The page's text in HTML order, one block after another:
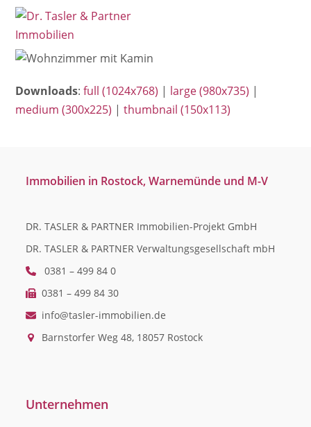
Skip
content
Open
mobile
menu
Close
mobile
menu
Downloads:full (1024x768) | large (980x735) |
medium (300x225) |thumbnail (150x113)
Immobilien in Rostock, Warnemünde und M-V
DR. TASLER & PARTNER Immobilien-Projekt GmbH
DR. TASLER & PARTNER Verwaltungsgesellschaft mbH
0381 – 499 84 0
0381 – 499 84 30
info@tasler-immobilien.de
Barnstorfer Weg 48, 18057 Rostock
Unternehmen